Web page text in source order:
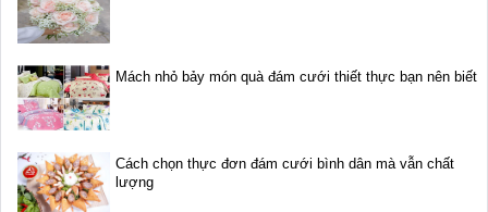
Mách nhỏ bảy món quà đám cưới thiết thực bạn nên biết
Cách chọn thực đơn đám cưới bình dân mà vẫn chất
lượng